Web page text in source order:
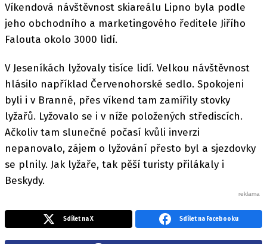
Víkendová návštěvnost skiareálu Lipno byla podle
jeho obchodního a marketingového ředitele Jiřího
Falouta okolo 3000 lidí.
V Jeseníkách lyžovaly tisíce lidí. Velkou návštěvnost
hlásilo například Červenohorské sedlo. Spokojeni
byli i v Branné, přes víkend tam zamířily stovky
lyžařů. Lyžovalo se i v níže položených střediscích.
Ačkoliv tam slunečné počasí kvůli inverzi
nepanovalo, zájem o lyžování přesto byl a sjezdovky
se plnily. Jak lyžaře, tak pěší turisty přilákaly i
Beskydy.
Sdílet na X Sdílet na Facebooku